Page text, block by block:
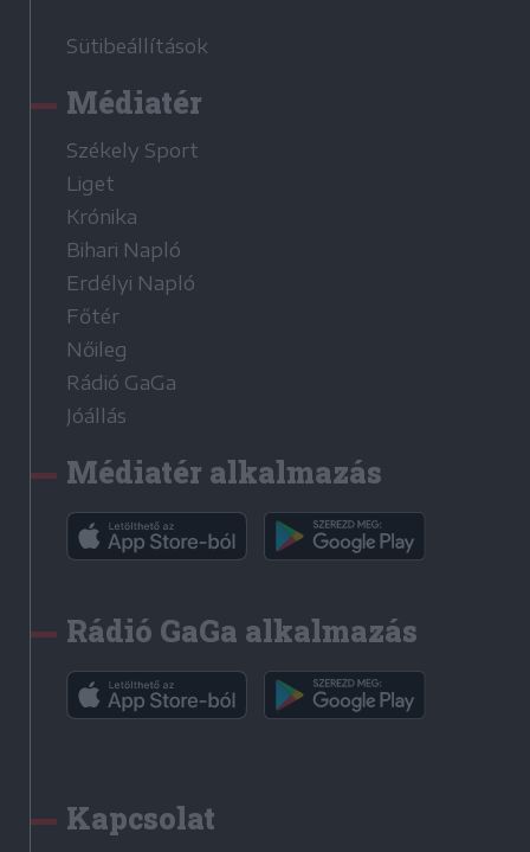
Sütibeállítások
Médiatér
Székely Sport
Liget
Krónika
Bihari Napló
Erdélyi Napló
Főtér
Nőileg
Rádió GaGa
Jóállás
Médiatér alkalmazás
Rádió GaGa alkalmazás
Kapcsolat